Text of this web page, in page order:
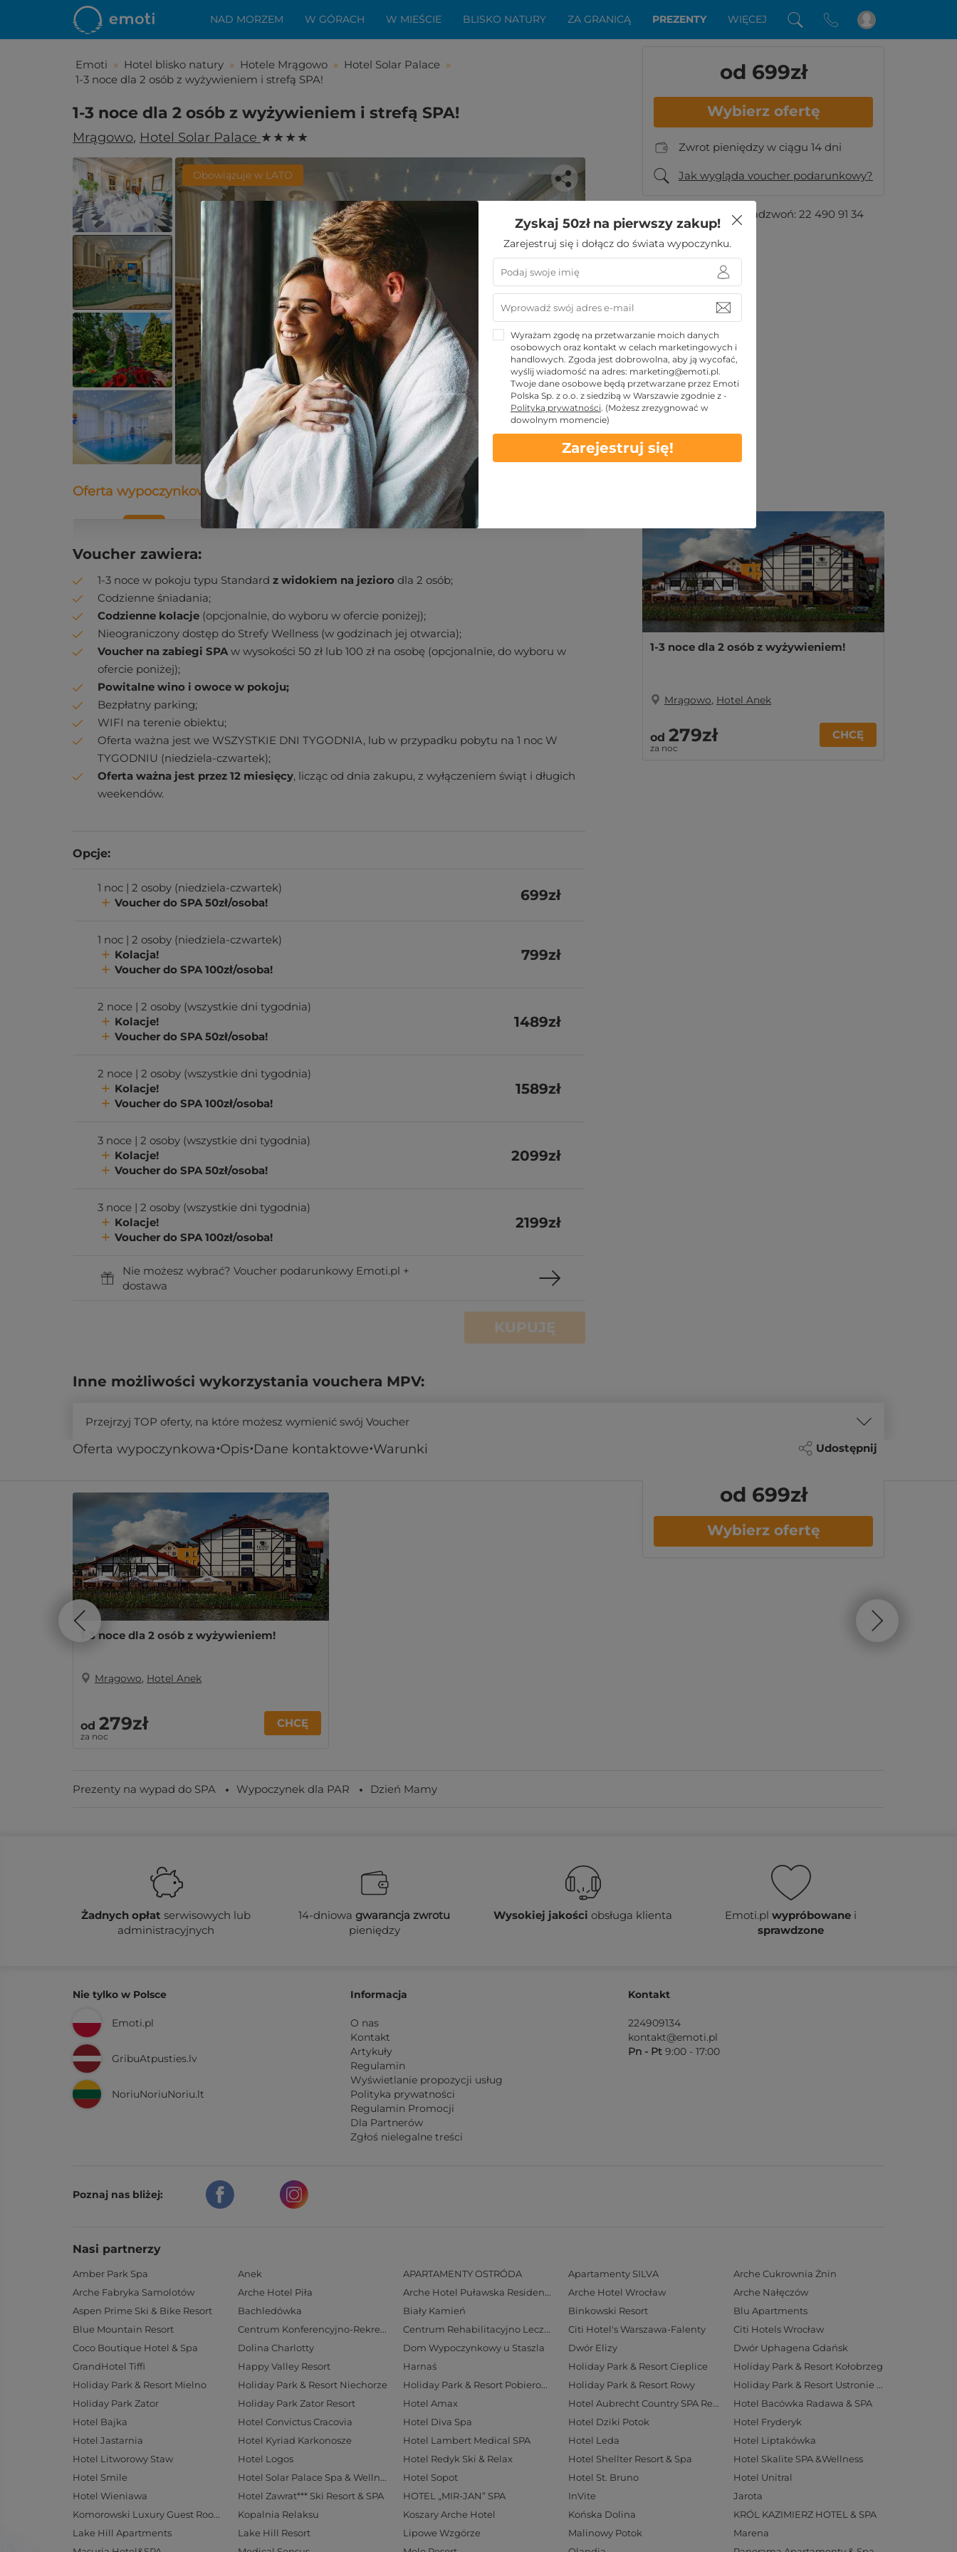
NAD MORZEM W GÓRACH W MIEŚCIE BLISKO NATURY ZA GRANICĄ PREZENTY WIĘCEJ
Emoti » Hotel blisko natury » Hotele Mrągowo » Hotel Solar Palace »
1-3 noce dla 2 osób z wyżywieniem i strefą SPA!
1-3 noce dla 2 osób z wyżywieniem i strefą SPA!
Mrągowo, Hotel Solar Palace ★ ★ ★ ★
Obowiązuje w LATO
Spodobała Ci się ta oferta?
Zostało Ci zaledwie kilka kroków do niezwykłego
wypoczynku
KUPUJĘ
od 699zł
Wybierz ofertę
Zwrot pieniędzy w ciągu 14 dni
Jak wygląda voucher podarunkowy?
Masz pytania?Zadzwoń: 22 490 91 34
Oferta wypoczynkowa Opis Dane kontaktowe Warunki
Voucher zawiera:
1-3 noce w pokoju typu Standard z widokiem na jezioro dla 2 osób;
Codzienne śniadania;
Codzienne kolacje (opcjonalnie, do wyboru w ofercie poniżej);
Nieograniczony dostęp do Strefy Wellness (w godzinach jej otwarcia);
Voucher na zabiegi SPAw wysokości 50 zł lub 100 zł na osobę (opcjonalnie, do wyboru w
ofercie poniżej);
Powitalne wino i owoce w pokoju;
Bezpłatny parking;
WIFI na terenie obiektu;
Oferta ważna jest we WSZYSTKIE DNI TYGODNIA, lub w przypadku pobytu na 1 noc W
TYGODNIU (niedziela-czwartek);
Oferta ważna jest przez 12 miesięcy, licząc od dnia zakupu, z wyłączeniem świąt i długich
weekendów.
Opcje:
1 noc | 2 osoby (niedziela-czwartek)
Voucher do SPA 50zł/osoba!
699zł
1 noc | 2 osoby (niedziela-czwartek)
Kolacja!
Voucher do SPA 100zł/osoba!
799zł
2 noce | 2 osoby (wszystkie dni tygodnia)
Kolacje!
Voucher do SPA 50zł/osoba!
1489zł
2 noce | 2 osoby (wszystkie dni tygodnia)
Kolacje!
Voucher do SPA 100zł/osoba!
1589zł
3 noce | 2 osoby (wszystkie dni tygodnia)
Kolacje!
Voucher do SPA 50zł/osoba!
2099zł
3 noce | 2 osoby (wszystkie dni tygodnia)
Kolacje!
Voucher do SPA 100zł/osoba!
2199zł
Nie możesz wybrać? Voucher podarunkowy Emoti.pl +
dostawa
KUPUJĘ
Oferta wypoczynkowa Opis Dane kontaktowe Warunki Udostępnij
od 699zł
Wybierz ofertę
1-3 noce dla 2 osób z wyżywieniem!
Mrągowo, Hotel Anek
od 279zł
za noc
CHCĘ
Inne możliwości wykorzystania vouchera MPV:
Przejrzyj TOP oferty, na które możesz wymienić swój Voucher
1-3 noce dla 2 osób z wyżywieniem!
Mrągowo, Hotel Anek
od 279zł
za noc
CHCĘ
Prezenty na wypad do SPA Wypoczynek dla PAR Dzień Mamy
Żadnych opłat serwisowych lub
administracyjnych
14-dniowagwarancja zwrotu
pieniędzy
Wysokiej jakości obsługa klienta Emoti.plwypróbowane i
sprawdzone
Nie tylko w Polsce
Emoti.pl
GribuAtpusties.lv
NoriuNoriuNoriu.lt
Informacja
O nas
Kontakt
Artykuły
Regulamin
Wyświetlanie propozycji usług
Polityka prywatności
Regulamin Promocji
Dla Partnerów
Zgłoś nielegalne treści
Kontakt
224909134
kontakt@emoti.pl
Pn - Pt 9:00 - 17:00
Poznaj nas bliżej:
Nasi partnerzy
Amber Park Spa Anek APARTAMENTY OSTRÓDA Apartamenty SILVA
Arche Cukrownia Żnin
Arche Fabryka Samolotów
Arche Hotel Piła Arche Hotel Puławska Residence Arche Hotel Wrocław
Arche Nałęczów
Aspen Prime Ski & Bike Resort
Bachledówka Biały Kamień Binkowski Resort
Blu Apartments
Blue Mountain Resort
Centrum Konferencyjno-Rekreacyjne Geovita w Zakopanem Centrum Rehabilitacyjno Lecznicze Rezydencja LIVE Citi Hotel's Warszawa-Falenty
Citi Hotels Wrocław
Coco Boutique Hotel & Spa
Dolina Charlotty Dom Wypoczynkowy u Staszla Dwór Elizy
Dwór Uphagena Gdańsk
GrandHotel Tiffi
Happy Valley Resort Harnaś Holiday Park & Resort Cieplice
Holiday Park & Resort Kołobrzeg
Holiday Park & Resort Mielno
Holiday Park & Resort Niechorze Holiday Park & Resort Pobierowo Holiday Park & Resort Rowy
Holiday Park & Resort Ustronie Morskie
Holiday Park Zator
Holiday Park Zator Resort Hotel Amax Hotel Aubrecht Country SPA Resort
Hotel Bacówka Radawa & SPA
Hotel Bajka
Hotel Convictus Cracovia Hotel Diva Spa Hotel Dziki Potok
Hotel Fryderyk
Hotel Jastarnia
Hotel Kyriad Karkonosze Hotel Lambert Medical SPA Hotel Leda
Hotel Liptakówka
Hotel Litworowy Staw
Hotel Logos Hotel Redyk Ski & Relax Hotel Shellter Resort & Spa
Hotel Skalite SPA &Wellness
Hotel Smile
Hotel Solar Palace Spa & Wellness Hotel Sopot Hotel St. Bruno
Hotel Unitral
Hotel Wieniawa
Hotel Zawrat*** Ski Resort & SPA HOTEL „MIR-JAN” SPA InVite
Jarota
Komorowski Luxury Guest Rooms
Kopalnia Relaksu Koszary Arche Hotel Końska Dolina
KRÓL KAZIMIERZ HOTEL & SPA
Lake Hill Apartments
Lake Hill Resort Lipowe Wzgórze Malinowy Potok
Marena
Zyskaj 50zł na pierwszy zakup!
Zarejestruj się i dołącz do świata wypoczynku.
Wyrażam zgodę na przetwarzanie moich danych
osobowych oraz kontakt w celach marketingowych i
handlowych. Zgoda jest dobrowolna, aby ją wycofać,
wyślij wiadomość na adres: marketing@emoti.pl.
Twoje dane osobowe będą przetwarzane przez Emoti
Polska Sp. z o.o. z siedzibą w Warszawie zgodnie z -
Polityką prywatności. (Możesz zrezygnować w
dowolnym momencie)
Zarejestruj się!